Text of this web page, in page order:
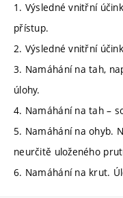
1. Výsledné vnitřní
přístup.
2. Výsledné vnitřní
3. Namáhání na tah,
úlohy.
4. Namáhání na tah –
5. Namáhání na ohyb.
neurčitě uloženého
6. Namáhání na krut.